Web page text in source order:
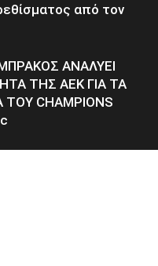
από τον
ΑΝΑΛΥΕΙ
ΤΗΣ ΑΕΚ ΓΙΑ ΤΑ
CHAMPIONS